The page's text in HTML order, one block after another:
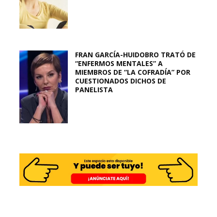
FRAN GARCÍA-HUIDOBRO TRATÓ DE
“ENFERMOS MENTALES” A
MIEMBROS DE “LA COFRADÍA” POR
CUESTIONADOS DICHOS DE
PANELISTA